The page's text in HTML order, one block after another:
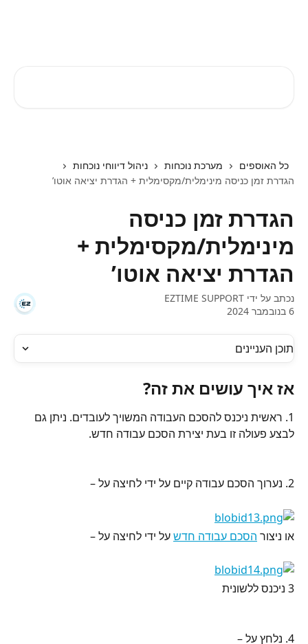
כל האוספים מערכת נוכחות
ניהול דיווחי נוכחות
הגדרת זמן כניסה מינימלית/מקסימלית + הגדרת יציאה אוטו’
הגדרת זמן כניסה
מינימלית/מקסימלית +
הגדרת יציאה אוטו’
נכתב על ידי EZTIME SUPPORT
6 בנובמבר 2024
תוכן העניינים
אז איך עושים את זה?
1. ראשית ניכנס להסכם העבודה המשויך לעובדים. ניתן גם
לבצע פעולה זו בעת יצירת הסכם עבודה חדש.
2. נערוך הסכם עבודה קיים על ידי לחיצה על –
או ניצור הסכם עבודה חדש על ידי לחיצה על –
3 ניכנס ללשונית
4. נלחץ על –